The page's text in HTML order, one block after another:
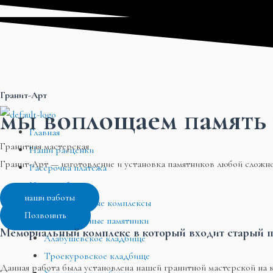
Перейти
к
Меню
Главная
Наши расценки
Рассрочка платежа
Наши работы
Мемориальные комплексы
Эксклюзивные памятники
Алабушевское кладбище
Троекуровское кладбище
Меню
Меню
Гранит-Арт
мы воплощаем память
Гранитная мастерская
Гранит-Арт — изготовление и установка памятников любой
наши работы
Позвонить
Мемориальный комплекс в который входит старый
Данная работа была установлена нашей гранитной мастерской